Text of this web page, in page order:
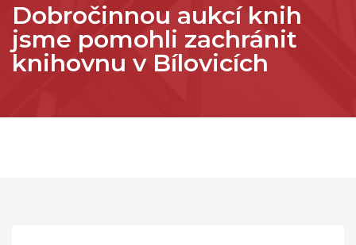
Dobročinnou aukcí knih
jsme pomohli zachránit
knihovnu v Bílovicích